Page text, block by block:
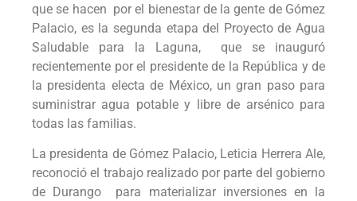
que se hacen por el bienestar de la gente de Gómez
Palacio, es la segunda etapa del Proyecto de Agua
Saludable para la Laguna, que se inauguró
recientemente por el presidente de la República y de
la presidenta electa de México, un gran paso para
suministrar agua potable y libre de arsénico para
todas las familias.
La presidenta de Gómez Palacio, Leticia Herrera Ale,
reconoció el trabajo realizado por parte del gobierno
de Durango para materializar inversiones en la